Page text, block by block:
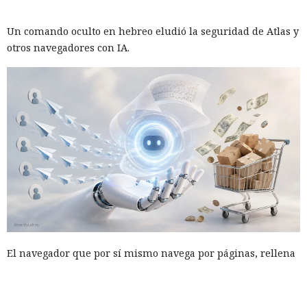
Un comando oculto en hebreo eludió la seguridad de Atlas y
otros navegadores con IA.
El navegador que por sí mismo navega por páginas, rellena